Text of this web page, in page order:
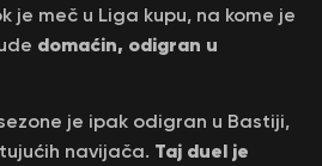
je meč u Liga kupu, na kome je
domaćin, odigran u
je ipak odigran u Bastiji,
navijača. Taj duel je